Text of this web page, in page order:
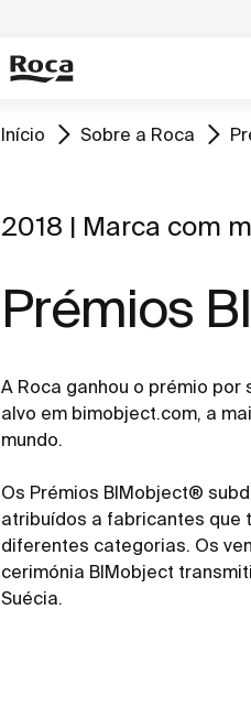
Início Sobre a Roca
2018 | Marca com
Prémios
A Roca ganhou o prémio
alvo em bimobject.com, a
mundo.
Os Prémios BIMobject®
atribuídos a fabricantes que
diferentes categorias. Os
cerimónia BIMobject
Suécia.